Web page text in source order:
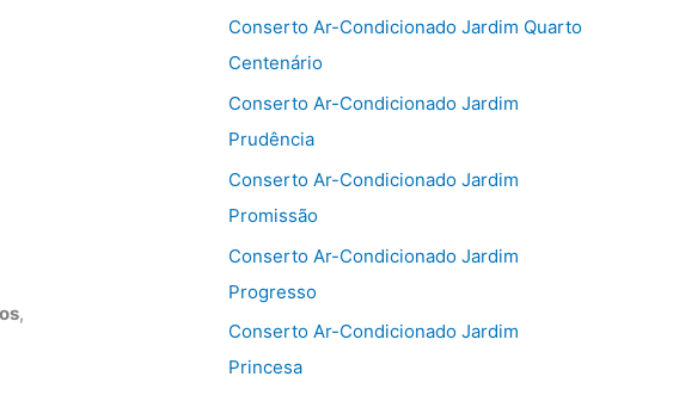
,
Conserto Ar-Condicionado Jardim Quarto
Centenário
Conserto Ar-Condicionado Jardim
Prudência
Conserto Ar-Condicionado Jardim
Promissão
Conserto Ar-Condicionado Jardim
Progresso
Conserto Ar-Condicionado Jardim
Princesa